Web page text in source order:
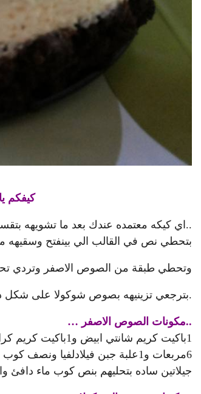
كيفكم
..اي كيكه معتمده عندك بعد ما تشويهه
بتحطي نص في القالب الي بينفتح
وتحطي طبقة من الصوص اﻻصفر وتردي
.بترجعي تزينيهه بصوص شوكوﻻ على شكل
..مكونات الصوص اﻻصفر …
1باكيت كريم شانتي ابيض و1باكيت
كريم
جيلاتين ساده بتحليهم بنص كوب ماء دافئ